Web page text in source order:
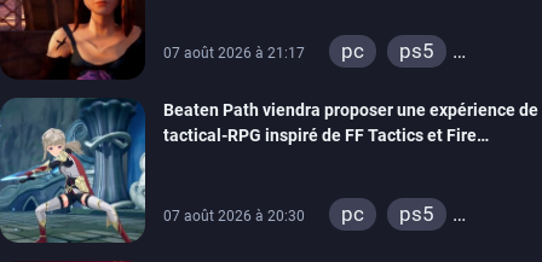
07 août 2026 à 21:17 pc
ps5
switch
stadia
ps4
xbox one
Beaten Path viendra proposer une expérience de
tactical-RPG inspiré de FF Tactics et Fire
07 août 2026 à 20:30 pc
ps5